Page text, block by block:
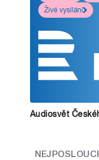
Živé vysílání
Audiosvět